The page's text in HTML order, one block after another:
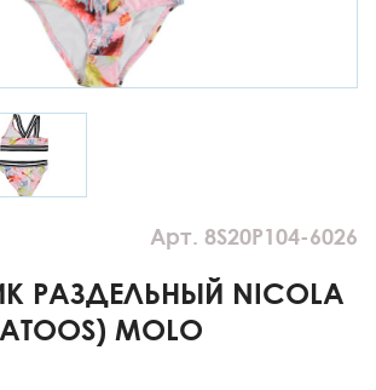
Арт. 8S20P104-6026
РАЗДЕЛЬНЫЙ NICOLA
MOLO